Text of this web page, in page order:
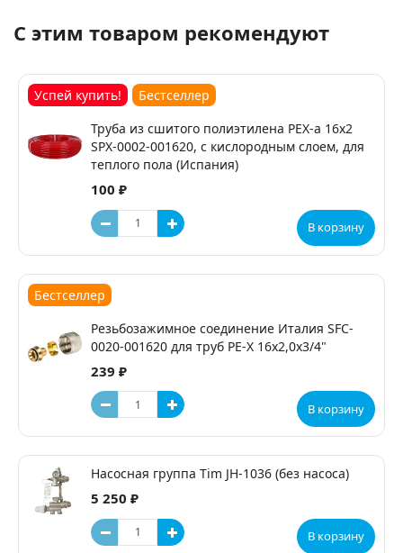
С этим товаром рекомендуют
Успей купить!
Бестселлер
Труба из сшитого полиэтилена PEX-a 16х2
SPX-0002-001620, с кислородным слоем, для
теплого пола (Испания)
100 ₽
В корзину
Бестселлер
Резьбозажимное соединение Италия SFC-
0020-001620 для труб PE-X 16х2,0х3/4"
239 ₽
В корзину
Насосная группа Tim JH-1036 (без насоса)
5 250 ₽
В корзину